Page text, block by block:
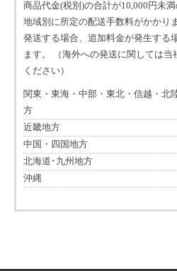
商品代金(税別)の合計が10,000円未満
地域別に所定の配送手数料がかかり
発送する場合、追加料金が発生する
ます。 （海外への発送に関しては当
ください）
関東・東海・中部・東北・信越・北
方
近畿地方
中国・四国地方
北海道･九州地方
沖縄